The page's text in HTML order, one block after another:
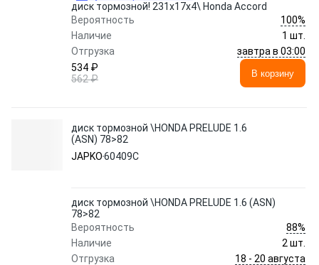
диск тормозной! 231x17х4\ Honda Accord
Вероятность
100%
Наличие
1 шт.
Отгрузка
завтра в 03:00
534 ₽
562 ₽
В корзину
диск тормозной \HONDA PRELUDE 1.6
(ASN) 78>82
JAPKO60409C
диск тормозной \HONDA PRELUDE 1.6 (ASN)
78>82
Вероятность
88%
Наличие
2 шт.
Отгрузка
18 - 20 августа